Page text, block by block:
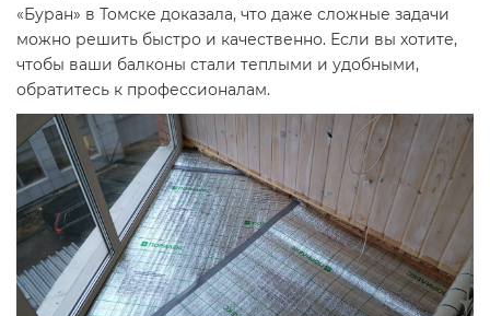
«Буран» в Томске доказала, что даже сложные задачи
можно решить быстро и качественно. Если вы хотите,
чтобы ваши балконы стали теплыми и удобными,
обратитесь к профессионалам.